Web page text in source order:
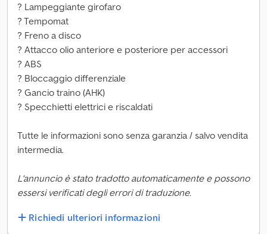
? Lampeggiante girofaro
? Tempomat
? Freno a disco
? Attacco olio anteriore e posteriore per accessori
? ABS
? Bloccaggio differenziale
? Gancio traino (AHK)
? Specchietti elettrici e riscaldati
Tutte le informazioni sono senza garanzia / salvo vendita
intermedia.
L'annuncio è stato tradotto automaticamente e possono
essersi verificati degli errori di traduzione.
Richiedi ulteriori informazioni